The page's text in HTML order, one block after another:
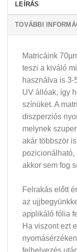
LEÍRÁS
TOVÁBBI
Matricáink
teszi a kiváló
használva is 3-
UV állóak, így
színüket. A
diszperziós
melynek
akár többször
akkor sem fog
Felrakás előtt
az
applikáló fólia
Ha viszont ezt